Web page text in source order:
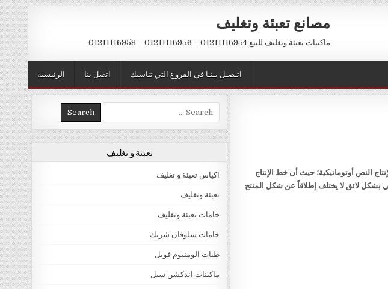
مصانع تعبئة وتغليف
ماكينات تعبئة وتغليف للبيع 01211116954 – 01211116956 – 01211116958
الرئيسية اتصل بنا اتـصـل بـنـا في الفروع التي تناسبك
النص أوتوماتيكية؛ حيث أن خط الإنتاج
بشكل لائق لا يختلف إطلاقاً عن شكل المنتج
Search
for:
تعبئة و تغليف
اكياس تعبئة و تغليف
تعبئة وتغليف
خامات تعبئة وتغليف
خامات سلوفان شرنك
طبات الومنيوم فويل
ماكينات اندكشن سيل